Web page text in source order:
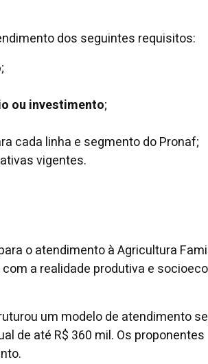
dos seguintes requisitos:
ou investimento;
cada linha e segmento do Pronaf;
vigentes.
o atendimento à Agricultura
a realidade produtiva e
um modelo de atendimento
de até R$ 360 mil. Os proponentes